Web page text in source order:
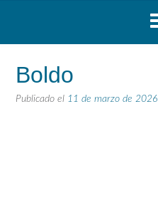
Boldo
Publicado el 11 de marzo de 2026